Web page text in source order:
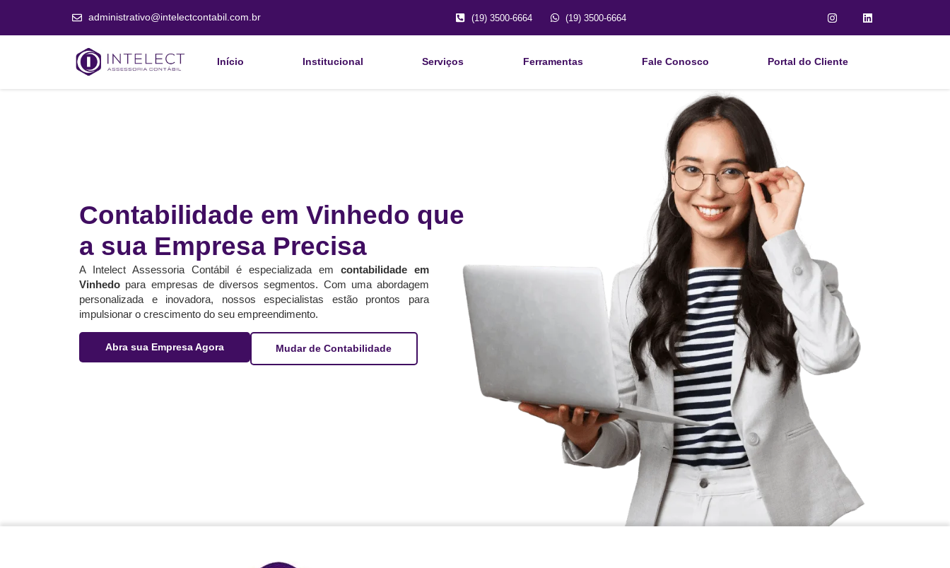
administrativo@intelectcontabil.com.br (19) 3500-6664 (19) 3500-6664
Início Institucional Serviços Ferramentas Fale Conosco Portal do Cliente
Contabilidade em Vinhedo que
a sua Empresa Precisa
A Intelect Assessoria Contábil é especializada em contabilidade em
Vinhedo para empresas de diversos segmentos. Com uma abordagem
personalizada e inovadora, nossos especialistas estão prontos para
impulsionar o crescimento do seu empreendimento.
Abra sua Empresa Agora Mudar de Contabilidade